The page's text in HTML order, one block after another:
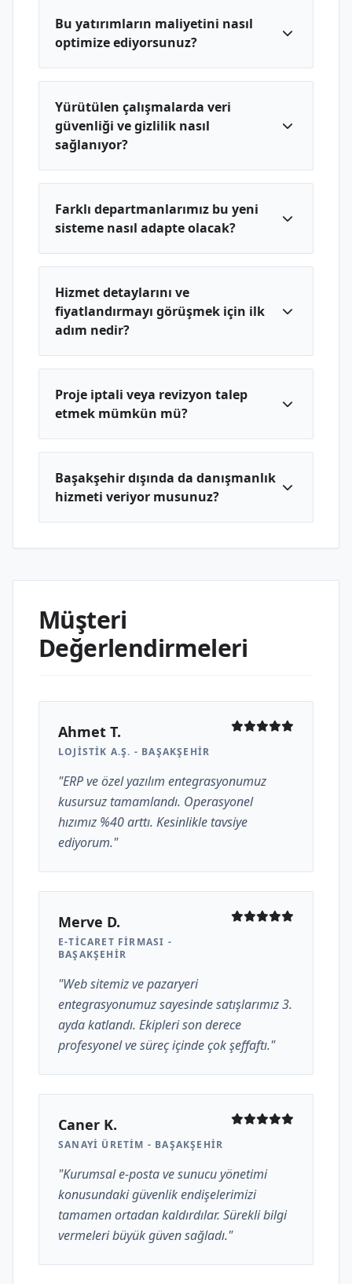
Bu yatırımların maliyetini nasıl
optimize ediyorsunuz?
Yürütülen çalışmalarda veri
güvenliği ve gizlilik nasıl
sağlanıyor?
Farklı departmanlarımız bu yeni
sisteme nasıl adapte olacak?
Hizmet detaylarını ve
fiyatlandırmayı görüşmek için ilk
adım nedir?
Proje iptali veya revizyon talep
etmek mümkün mü?
Başakşehir dışında da danışmanlık
hizmeti veriyor musunuz?
Müşteri
Değerlendirmeleri
Ahmet T.
LOJISTIK A.Ş. - BAŞAKŞEHIR
"ERP ve özel yazılım entegrasyonumuz
kusursuz tamamlandı. Operasyonel
hızımız %40 arttı. Kesinlikle tavsiye
ediyorum."
Merve D.
E-TICARET FIRMASI -
BAŞAKŞEHIR
"Web sitemiz ve pazaryeri
entegrasyonumuz sayesinde satışlarımız 3.
ayda katlandı. Ekipleri son derece
profesyonel ve süreç içinde çok şeffaftı."
Caner K.
SANAYI ÜRETIM - BAŞAKŞEHIR
"Kurumsal e-posta ve sunucu yönetimi
konusundaki güvenlik endişelerimizi
tamamen ortadan kaldırdılar. Sürekli bilgi
vermeleri büyük güven sağladı."